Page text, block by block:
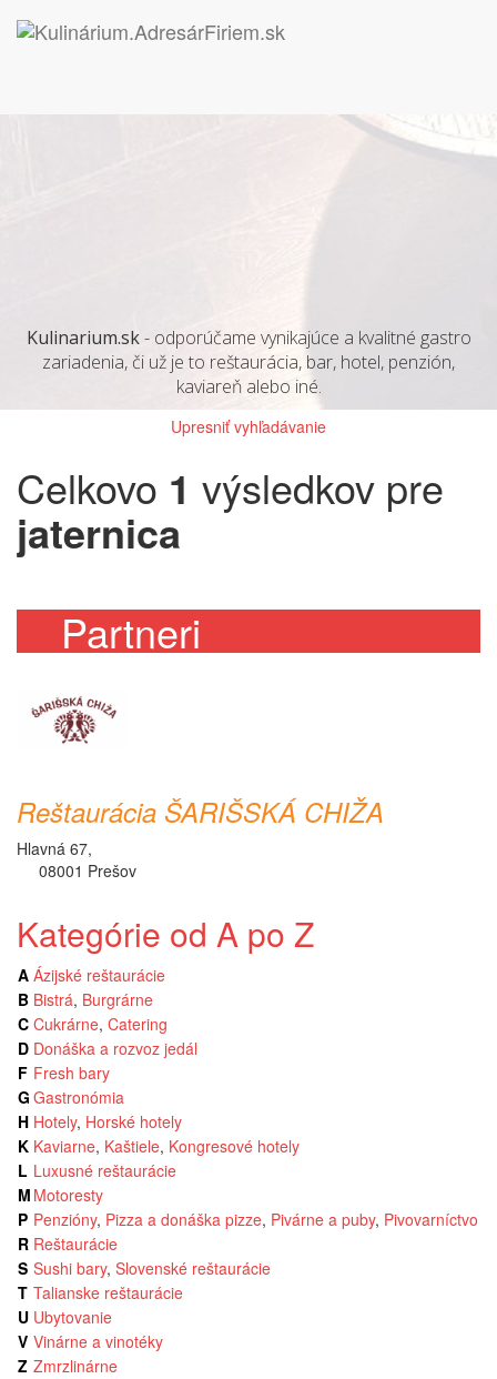
Kulinarium.sk- odporúčame vynikajúce a kvalitné gastro
zariadenia, či už je to reštaurácia, bar, hotel, penzión,
kaviareň alebo iné.
Upresniť vyhľadávanie
Celkovo 1 výsledkov pre
jaternica
Partneri
Reštaurácia ŠARIŠSKÁ CHIŽA
Hlavná 67,
08001 Prešov
Kategórie od A po Z
A Ázijské reštaurácie
B Bistrá, Burgrárne
C Cukrárne, Catering
D Donáška a rozvoz jedál
F Fresh bary
G Gastronómia
H Hotely, Horské hotely
K Kaviarne, Kaštiele, Kongresové hotely
L Luxusné reštaurácie
M Motoresty
P Penzióny, Pizza a donáška pizze, Pivárne a puby, Pivovarníctvo
R Reštaurácie
S Sushi bary, Slovenské reštaurácie
T Talianske reštaurácie
U Ubytovanie
V Vinárne a vinotéky
Z Zmrzlinárne